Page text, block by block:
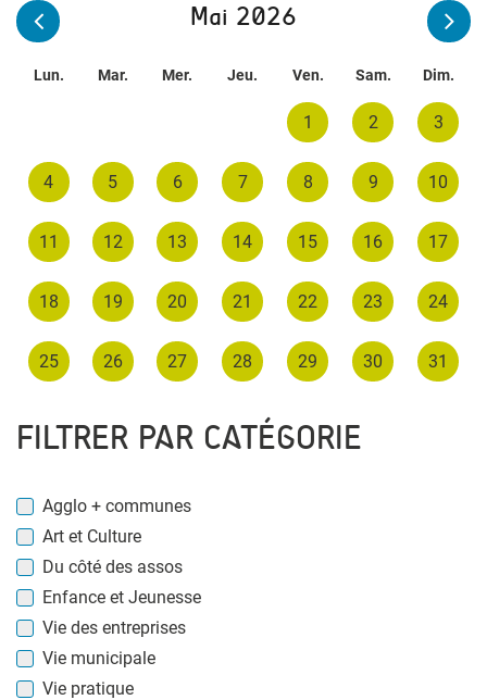
Mai 2026
Lun. Mar. Mer. Jeu. Ven. Sam. Dim.
1 2 3
4 5 6 7 8 9 10
11 12 13 14 15 16 17
18 19 20 21 22 23 24
25 26 27 28 29 30 31
FILTRER PAR CATÉGORIE
Agglo + communes
Art et Culture
Du côté des assos
Enfance et Jeunesse
Vie des entreprises
Vie municipale
Vie pratique